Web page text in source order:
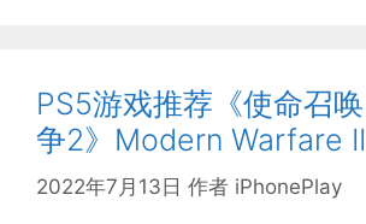
PS5游戏推荐《使命召
争2》Modern Warfare II
2022年7月13日 作者 iPhonePlay